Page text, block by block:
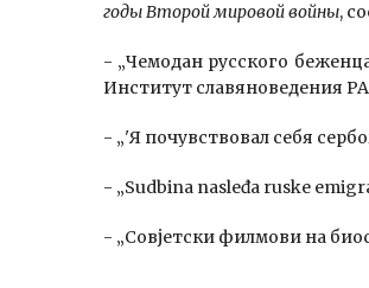
годы Второй мировой войны,
- „Чемодан русского
Институт славяноведения
- „'Я почувствовал себя
- „Sudbina nasleđa ruske
- „Совјетски филмови на